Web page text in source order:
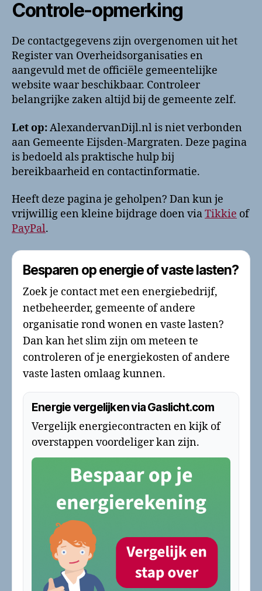
Controle-opmerking
De contactgegevens zijn overgenomen uit het
Register van Overheidsorganisaties en
aangevuld met de officiële gemeentelijke
website waar beschikbaar. Controleer
belangrijke zaken altijd bij de gemeente zelf.
Let op:AlexandervanDijl.nl is niet verbonden
aan Gemeente Eijsden-Margraten. Deze pagina
is bedoeld als praktische hulp bij
bereikbaarheid en contactinformatie.
Heeft deze pagina je geholpen? Dan kun je
vrijwillig een kleine bijdrage doen viaTikkie of
PayPal.
Besparen op energie of vaste lasten?
Zoek je contact met een energiebedrijf,
netbeheerder, gemeente of andere
organisatie rond wonen en vaste lasten?
Dan kan het slim zijn om meteen te
controleren of je energiekosten of andere
vaste lasten omlaag kunnen.
Energie vergelijken via Gaslicht.com
Vergelijk energiecontracten en kijk of
overstappen voordeliger kan zijn.